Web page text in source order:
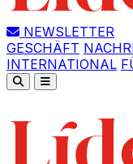
NEWSLETTER
GESCHÄFT
INTERNATIONAL